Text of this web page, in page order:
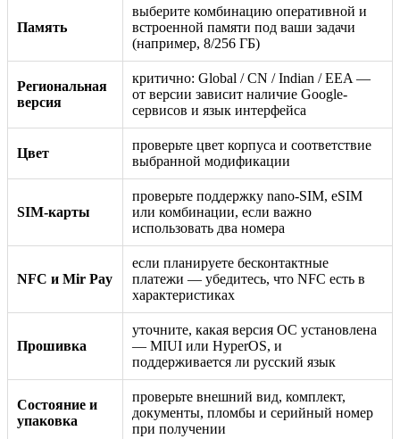
Память
выберите комбинацию оперативной и
встроенной памяти под ваши задачи
(например, 8/256 ГБ)
Региональная
версия
критично: Global / CN / Indian / EEA —
от версии зависит наличие Google-
сервисов и язык интерфейса
Цвет
проверьте цвет корпуса и соответствие
выбранной модификации
SIM-карты
проверьте поддержку nano-SIM, eSIM
или комбинации, если важно
использовать два номера
NFC и Mir Pay
если планируете бесконтактные
платежи — убедитесь, что NFC есть в
характеристиках
Прошивка
уточните, какая версия ОС установлена
— MIUI или HyperOS, и
поддерживается ли русский язык
Состояние и
упаковка
проверьте внешний вид, комплект,
документы, пломбы и серийный номер
при получении